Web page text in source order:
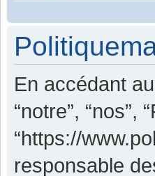
En accédant
“notre”, “nos”,
“https://
responsable